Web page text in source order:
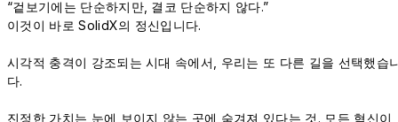
“겉보기에는 단순하지만, 결코 단순하지 않다.”
이것이 바로 SolidX의 정신입니다.
시각적 충격이 강조되는 시대 속에서, 우리는 또 다른 길을 선택했습
다.
진정한 가치는 눈에 보이지 않는 곳에 숨겨져 있다는 것. 모든 혁신이